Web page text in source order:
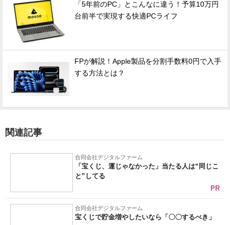
「5年前のPC」とこんなに違う！予算10万円
台前半で実現する快適PCライフ
FPが解説！Apple製品を分割手数料0円で入手
する方法とは？
関連記事
合同会社デジタルファーム
「宝くじ、運じゃなかった」当たる人は“同じこ
と”してる
PR
合同会社デジタルファーム
宝くじで貯金増やしたいなら「〇〇するべき」